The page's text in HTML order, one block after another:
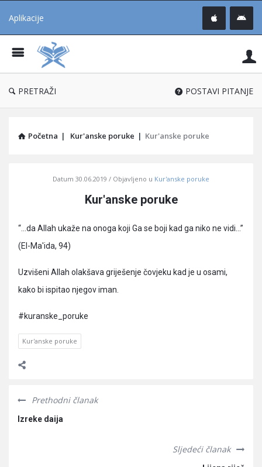
Aplikacije
®
PRETRAŽI POSTAVI PITANJE
Početna | Kur'anske poruke | Kur'anske poruke
Latest
Articles
Datum 30.06.2019 Objavljeno u Kur'anske poruke
Kur'anske poruke
“…da Allah ukaže na onoga koji Ga se boji kad ga niko ne vidi…”
(El-Ma'ida, 94)
Uzvišeni Allah olakšava griješenje čovjeku kad je u osami,
kako bi ispitao njegov iman.
#kuranske_poruke
Kur'anske poruke
Prethodni članak
Izreke daija
Sljedeći članak